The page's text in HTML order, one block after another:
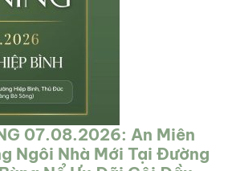
07.08.2026: An Miên
Ngôi Nhà Mới Tại Đường